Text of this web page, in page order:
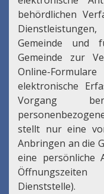
behördlichen
Gemeinde und
Gemeinde zur
Online-
elektronische
Vorgang
stellt nur eine
Anbringen an die
eine persönliche
Dienststelle).